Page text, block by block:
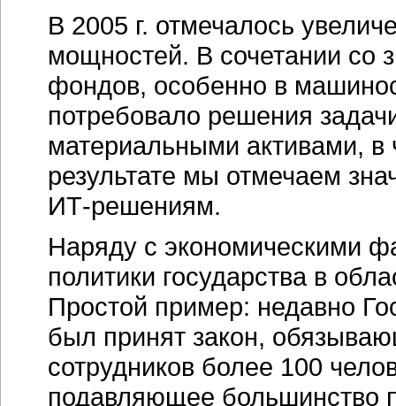
В 2005 г. отмечалось
мощностей. В сочетании со
фондов, особенно в
потребовало решения
материальными активами, в
результате мы отмечаем
ИТ-решениям.
Наряду с экономическими
политики государства в
Простой пример: недавно
был принят закон,
сотрудников более 100
подавляющее большинство